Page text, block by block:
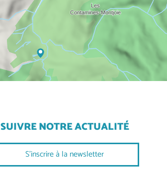
SUIVRE NOTRE ACTUALITÉ
S'inscrire à la newsletter